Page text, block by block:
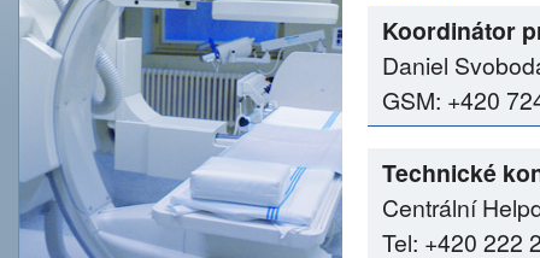
Koordinátor
Daniel
GSM: +420
Technické
Centrální
Tel: +420 222